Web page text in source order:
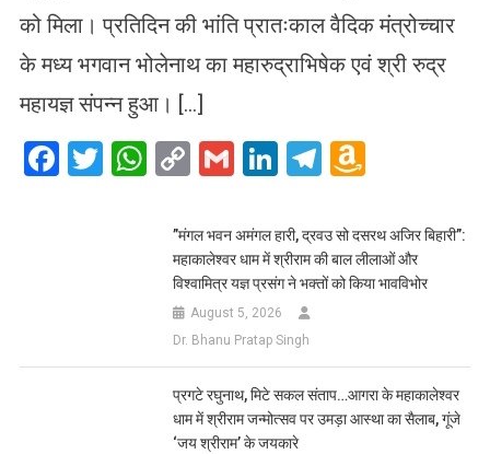
को मिला। प्रतिदिन की भांति प्रातःकाल वैदिक मंत्रोच्चार
के मध्य भगवान भोलेनाथ का महारुद्राभिषेक एवं श्री रुद्र
महायज्ञ संपन्न हुआ। […]
Facebook
Twitter
WhatsApp
CopyGmailLinkedIn
Telegram
List
​”मंगल भवन अमंगल हारी, द्रवउ सो दसरथ अजिर बिहारी”:
महाकालेश्वर धाम में श्रीराम की बाल लीलाओं और
विश्वामित्र यज्ञ प्रसंग ने भक्तों को किया भावविभोर
August 5, 2026
Dr. Bhanu Pratap Singh
प्रगटे रघुनाथ, मिटे सकल संताप…आगरा के महाकालेश्वर
धाम में श्रीराम जन्मोत्सव पर उमड़ा आस्था का सैलाब, गूंजे
‘जय श्रीराम’ के जयकारे